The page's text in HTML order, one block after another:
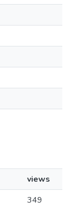
views
349